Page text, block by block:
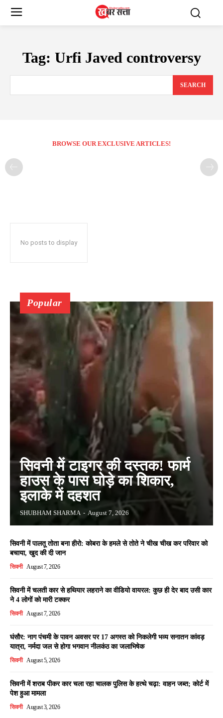
Tag: Urfi Javed controversy
SEARCH
BROWSE OUR EXCLUSIVE ARTICLES!
No posts to display
Popular
सिवनी में टाइगर की दस्तक! फार्म
हाउस के पास घोड़े का शिकार,
इलाके में दहशत
SHUBHAM SHARMA - August 7, 2026
सिवनी में पालतू तोता बना हीरो: कोबरा के हमले से तोते ने चीख चीख कर परिवार को
बचाया, खुद की दी जान
सिवनी August 7, 2026
सिवनी में चलती कार से हथियार लहराने का वीडियो वायरल: कुछ ही देर बाद उसी कार
ने 4 लोगों को मारी टक्कर
सिवनी August 7, 2026
घंसौर: नाग पंचमी के पावन अवसर पर 17 अगस्त को निकलेगी भव्य सनातन कांवड़
यात्रा, नर्मदा जल से होगा भगवान नीलकंठ का जलाभिषेक
सिवनी August 5, 2026
सिवनी में शराब पीकर कार चला रहा चालक पुलिस के हत्थे चढ़ा: वाहन जब्त; कोर्ट में
पेश हुआ मामला
सिवनी August 3, 2026